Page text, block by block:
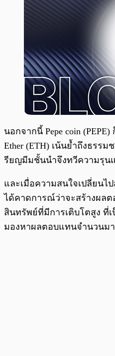
นอกจากนี้ Pepe coin
Ether (ETH) เน้นย้ำถึงธรร
รียญมีมชั้นนำจึงทวีความรุน
และเมื่อความสนใจเปลี่ยน
ได้คาดการณ์ว่าจะสร้างผล
สินทรัพย์ที่มีการเติบโตสูง ที่
มองหาผลตอบแทนจำนวนม